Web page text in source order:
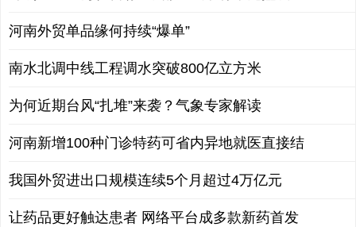
河南外贸单品缘何持续“爆单”
南水北调中线工程调水突破800亿立方米
为何近期台风“扎堆”来袭？气象专家解读
河南新增100种门诊特药可省内异地就医直接结
我国外贸进出口规模连续5个月超过4万亿元
让药品更好触达患者 网络平台成多款新药首发